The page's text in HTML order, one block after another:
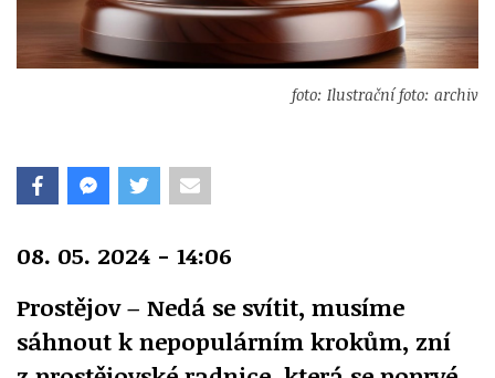
foto: Ilustrační foto: archiv
08. 05. 2024 - 14:06
Prostějov – Nedá se svítit, musíme
sáhnout k nepopulárním krokům, zní